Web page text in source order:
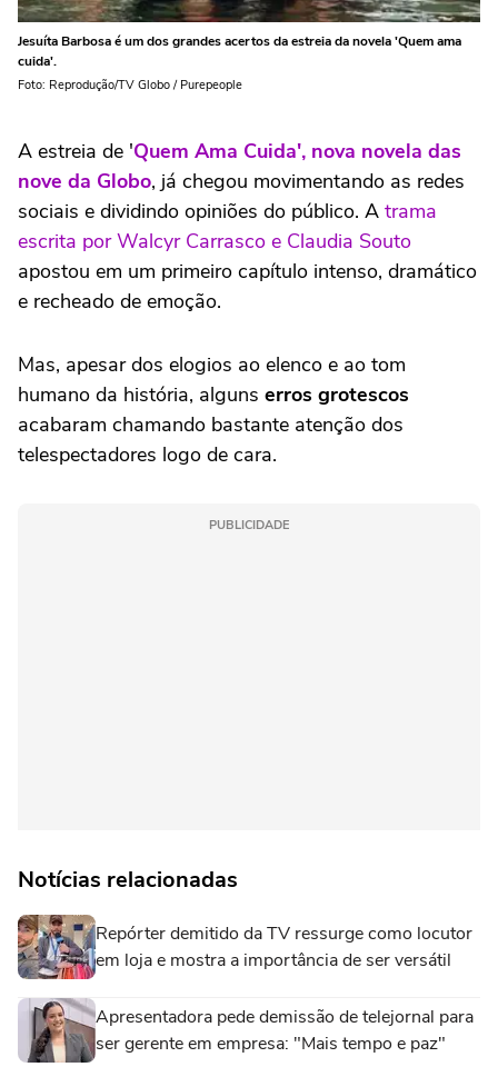
Jesuíta Barbosa é um dos grandes acertos da estreia da novela 'Quem ama
cuida'.
Foto: Reprodução/TV Globo / Purepeople
A estreia de 'Quem Ama Cuida', nova novela das
nove da Globo, já chegou movimentando as redes
sociais e dividindo opiniões do público. A trama
escrita por Walcyr Carrasco e Claudia Souto
apostou em um primeiro capítulo intenso, dramático
e recheado de emoção.
Mas, apesar dos elogios ao elenco e ao tom
humano da história, alguns erros grotescos
acabaram chamando bastante atenção dos
telespectadores logo de cara.
PUBLICIDADE
Notícias relacionadas
Repórter demitido da TV ressurge como locutor
em loja e mostra a importância de ser versátil
Apresentadora pede demissão de telejornal para
ser gerente em empresa: "Mais tempo e paz"